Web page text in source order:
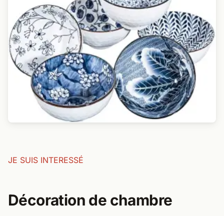
JE SUIS INTERESSÉ
Décoration de chambre